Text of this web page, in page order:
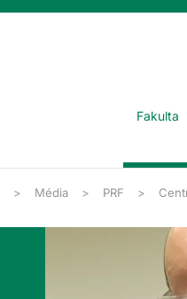
Fakulta
Média PRF